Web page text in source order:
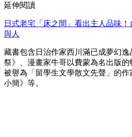
延伸閱讀
日式老宅「床之間」看出主人品味
與人
藏書包含日治作家西川滿已成夢幻逸
祭》、漫畫家牛哥以費蒙為名出版的
被譽為「留學生文學散文先聲」的
小簡》等。